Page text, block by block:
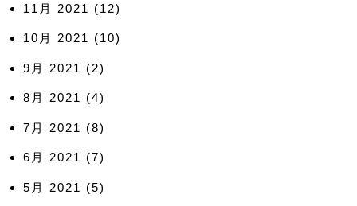
11月 2021 (12)
10月 2021 (10)
9月 2021 (2)
8月 2021 (4)
7月 2021 (8)
6月 2021 (7)
5月 2021 (5)